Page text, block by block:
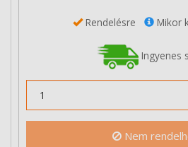
Rendelésre Mikor
Ingyenes
Nem